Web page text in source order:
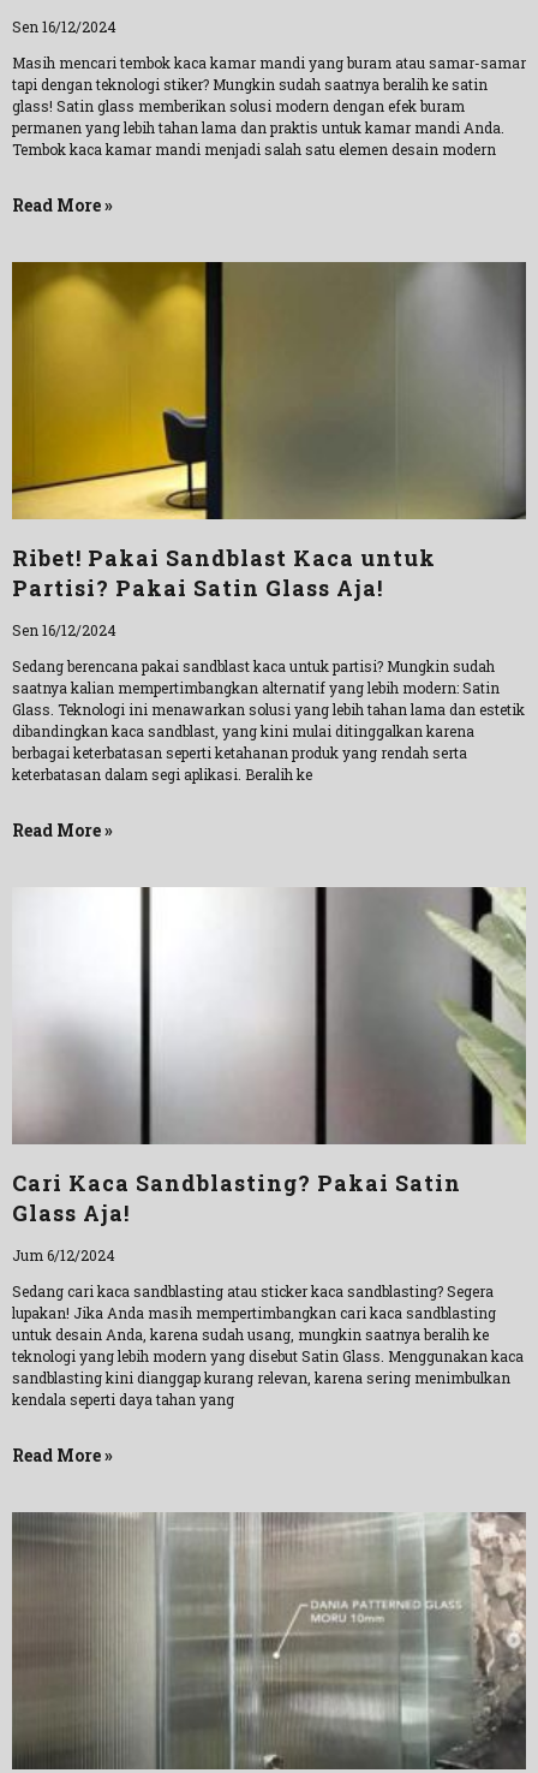
Sen 16/12/2024
Masih mencari tembok kaca kamar mandi yang buram atau samar-samar
tapi dengan teknologi stiker? Mungkin sudah saatnya beralih ke satin
glass! Satin glass memberikan solusi modern dengan efek buram
permanen yang lebih tahan lama dan praktis untuk kamar mandi Anda.
Tembok kaca kamar mandi menjadi salah satu elemen desain modern
Read More »
Ribet! Pakai Sandblast Kaca untuk
Partisi? Pakai Satin Glass Aja!
Sen 16/12/2024
Sedang berencana pakai sandblast kaca untuk partisi? Mungkin sudah
saatnya kalian mempertimbangkan alternatif yang lebih modern: Satin
Glass. Teknologi ini menawarkan solusi yang lebih tahan lama dan estetik
dibandingkan kaca sandblast, yang kini mulai ditinggalkan karena
berbagai keterbatasan seperti ketahanan produk yang rendah serta
keterbatasan dalam segi aplikasi. Beralih ke
Read More »
Cari Kaca Sandblasting? Pakai Satin
Glass Aja!
Jum 6/12/2024
Sedang cari kaca sandblasting atau sticker kaca sandblasting? Segera
lupakan! Jika Anda masih mempertimbangkan cari kaca sandblasting
untuk desain Anda, karena sudah usang, mungkin saatnya beralih ke
teknologi yang lebih modern yang disebut Satin Glass. Menggunakan kaca
sandblasting kini dianggap kurang relevan, karena sering menimbulkan
kendala seperti daya tahan yang
Read More »